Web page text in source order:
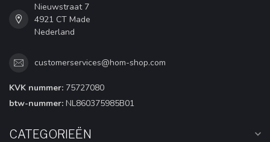
Nieuwstraat 7
4921 CT Made
Nederland
customerservices@hom-shop.com
KVK nummer: 75727080
btw-nummer: NL860375985B01
CATEGORIEËN